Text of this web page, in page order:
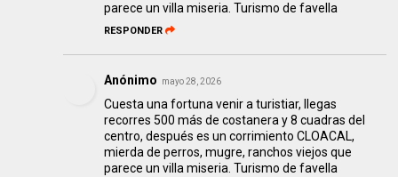
parece un villa miseria. Turismo de favella
RESPONDER
Anónimo mayo 28, 2026
Cuesta una fortuna venir a turistiar, llegas
recorres 500 más de costanera y 8 cuadras del
centro, después es un corrimiento CLOACAL,
mierda de perros, mugre, ranchos viejos que
parece un villa miseria. Turismo de favella